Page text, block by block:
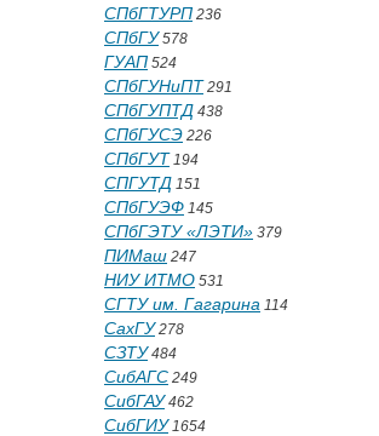
СПбГТУРП 236
СПбГУ578
ГУАП 524
СПбГУНиПТ 291
СПбГУПТД 438
СПбГУСЭ 226
СПбГУТ 194
СПГУТД 151
СПбГУЭФ 145
СПбГЭТУ «ЛЭТИ» 379
ПИМаш 247
НИУ ИТМО 531
СГТУ им. Гагарина 114
СахГУ278
СЗТУ484
СибАГС 249
СибГАУ462
СибГИУ1654